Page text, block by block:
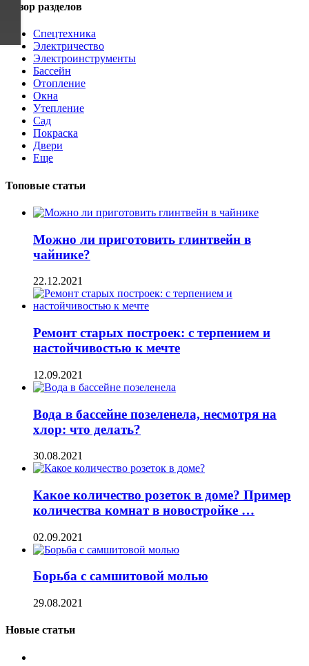
Обзор разделов
Спецтехника
Электричество
Электроинструменты
Бассейн
Отопление
Окна
Утепление
Сад
Покраска
Двери
Еще
Топовые статьи
Можно ли приготовить глинтвейн в
чайнике?
22.12.2021
Ремонт старых построек: с терпением и
настойчивостью к мечте
12.09.2021
Вода в бассейне позеленела, несмотря на
хлор: что делать?
30.08.2021
Какое количество розеток в доме? Пример
количества комнат в новостройке …
02.09.2021
Борьба с самшитовой молью
29.08.2021
Новые статьи